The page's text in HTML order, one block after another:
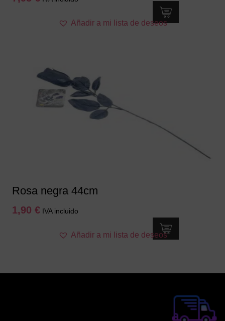
Añadir a mi lista de deseos
Rosa negra 44cm
1,90 € IVA incluido
Añadir a mi lista de deseos